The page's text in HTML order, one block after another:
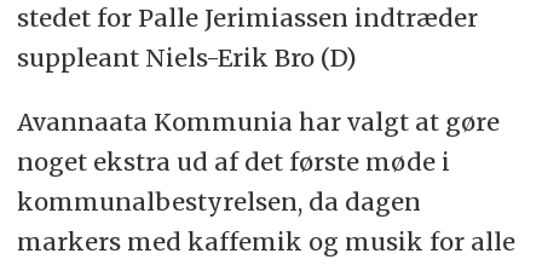
stedet for Palle Jerimiassen indtræder
suppleant Niels-Erik Bro (D)
Avannaata Kommunia har valgt at gøre
noget ekstra ud af det første møde i
kommunalbestyrelsen, da dagen
markers med kaffemik og musik for alle